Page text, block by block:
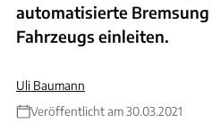
automatisierte
Fahrzeugs einleiten.
Uli Baumann
Veröffentlicht am 30.03.2021